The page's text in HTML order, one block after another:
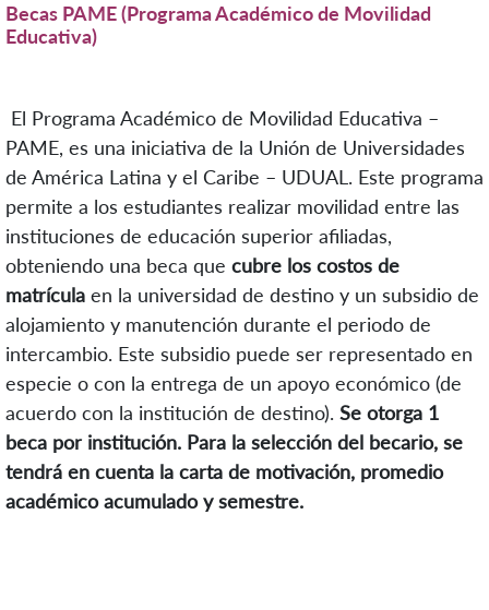
Becas PAME (Programa Académico de Movilidad
Educativa)
El Programa Académico de Movilidad Educativa –
PAME, es una iniciativa de la Unión de Universidades
de América Latina y el Caribe – UDUAL. Este programa
permite a los estudiantes realizar movilidad entre las
instituciones de educación superior afiliadas,
obteniendo una beca que cubre los costos de
matrícula en la universidad de destino y un subsidio de
alojamiento y manutención durante el periodo de
intercambio. Este subsidio puede ser representado en
especie o con la entrega de un apoyo económico (de
acuerdo con la institución de destino). Se otorga 1
beca por institución. Para la selección del becario, se
tendrá en cuenta la carta de motivación, promedio
académico acumulado y semestre.